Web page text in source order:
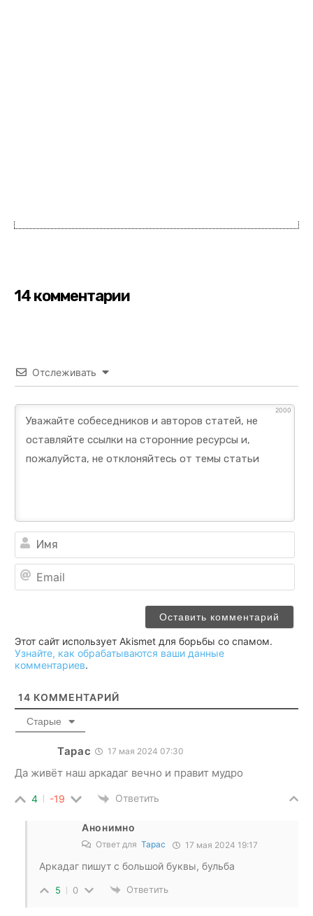
14 комментарии
Отслеживать
2000
Этот сайт использует Akismet для борьбы со спамом.
Узнайте, как обрабатываются ваши данные
комментариев.
14 КОММЕНТАРИЙ
Старые
Тарас 17 мая 2024 07:30
Да живёт наш аркадаг вечно и правит мудро
4 -19 Ответить
Анонимно
Ответ для Тарас 17 мая 2024 19:17
Аркадаг пишут с большой буквы, бульба
5 0 Ответить